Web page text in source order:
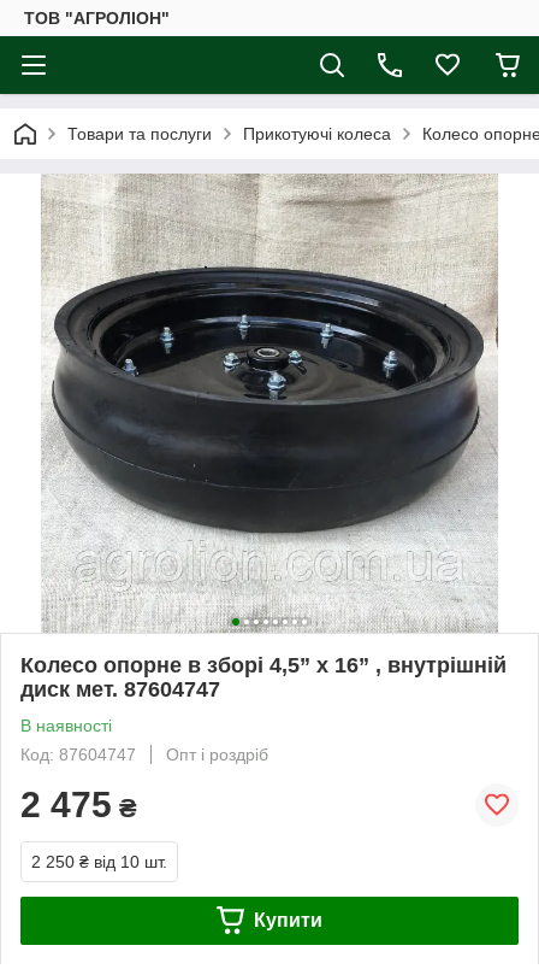
ТОВ "АГРОЛІОН"
Товари та послуги Прикотуючі колеса Колесо
Колесо опорне в зборі 4,5” x 16” , внутрішній
диск мет. 87604747
В наявності
Код: 87604747
Опт і роздріб
2 475 ₴
2 250 ₴ від 10 шт.
Купити